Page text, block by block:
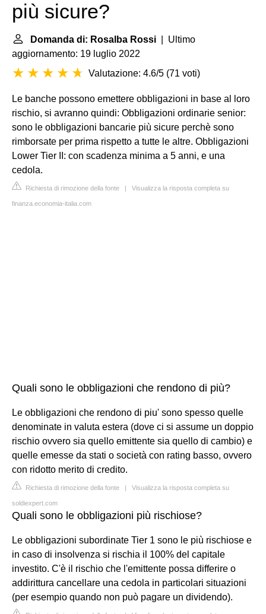
più sicure?
Domanda di: Rosalba Rossi | Ultimo
aggiornamento: 19 luglio 2022
Valutazione: 4.6/5 (71 voti)
Le banche possono emettere obbligazioni in base al loro
rischio, si avranno quindi: Obbligazioni ordinarie senior:
sono le obbligazioni bancarie più sicure perchè sono
rimborsate per prima rispetto a tutte le altre. Obbligazioni
Lower Tier II: con scadenza minima a 5 anni, e una
cedola.
Richiesta di rimozione della fonte | Visualizza la risposta completa su
finanza.economia-italia.com
Quali sono le obbligazioni che rendono di più?
Le obbligazioni che rendono di piu' sono spesso quelle
denominate in valuta estera (dove ci si assume un doppio
rischio ovvero sia quello emittente sia quello di cambio) e
quelle emesse da stati o società con rating basso, ovvero
con ridotto merito di credito.
Richiesta di rimozione della fonte | Visualizza la risposta completa su
soldiexpert.com
Quali sono le obbligazioni più rischiose?
Le obbligazioni subordinate Tier 1 sono le più rischiose e
in caso di insolvenza si rischia il 100% del capitale
investito. C'è il rischio che l'emittente possa differire o
addirittura cancellare una cedola in particolari situazioni
(per esempio quando non può pagare un dividendo).